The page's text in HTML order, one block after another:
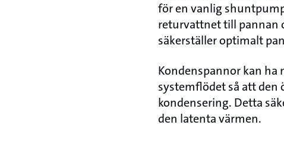
för en vanlig
returvattnet till pannan
säkerställer optimalt
Kondenspannor kan ha
systemflödet så att
kondensering. Detta
den latenta värmen.